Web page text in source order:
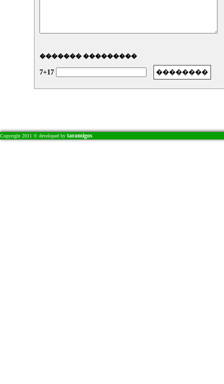
������� ���������
7+17
Copyright 2011 © developed by taramigos